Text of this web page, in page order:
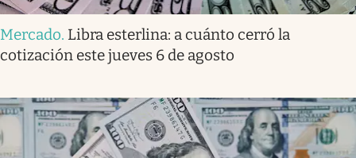
Mercado. Libra esterlina: a cuánto cerró la
cotización este jueves 6 de agosto